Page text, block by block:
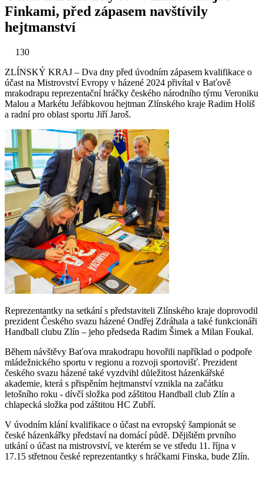
Finkami, před zápasem navštívily
hejtmanství
130
ZLÍNSKÝ KRAJ – Dva dny před úvodním zápasem kvalifikace o
účast na Mistrovství Evropy v házené 2024 přivítal v Baťově
mrakodrapu reprezentační hráčky českého národního týmu Veroniku
Malou a Markétu Jeřábkovou hejtman Zlínského kraje Radim Holiš
a radní pro oblast sportu Jiří Jaroš.
Reprezentantky na setkání s představiteli Zlínského kraje doprovodil
prezident Českého svazu házené Ondřej Zdráhala a také funkcionáři
Handball clubu Zlín – jeho předseda Radim Šimek a Milan Foukal.
Během návštěvy Baťova mrakodrapu hovořili například o podpoře
mládežnického sportu v regionu a rozvoji sportovišť. Prezident
českého svazu házené také vyzdvihl důležitost házenkářské
akademie, která s přispěním hejtmanství vznikla na začátku
letošního roku - dívčí složka pod záštitou Handball club Zlín a
chlapecká složka pod záštitou HC Zubří.
V úvodním klání kvalifikace o účast na evropský šampionát se
české házenkářky představí na domácí půdě. Dějištěm prvního
utkání o účast na mistrovství, ve kterém se ve středu 11. října v
17.15 střetnou české reprezentantky s hráčkami Finska, bude Zlín.